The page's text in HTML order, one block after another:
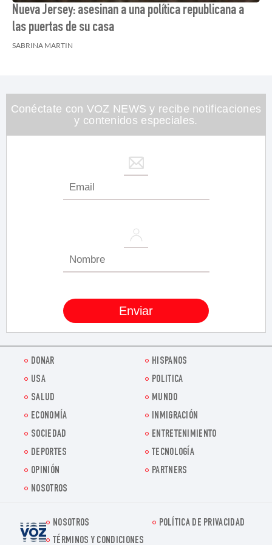
Nueva Jersey: asesinan a una política republicana a
las puertas de su casa
SABRINA MARTIN
Conéctate con VOZ NEWS y recibe notificaciones
y contenidos especiales.
DONAR
HISPANOS
USA
POLITICA
SALUD
MUNDO
ECONOMÍA
INMIGRACIÓN
SOCIEDAD
ENTRETENIMIENTO
DEPORTES
TECNOLOGÍA
OPINIÓN
PARTNERS
NOSOTROS
Voz.us
NOSOTROS
POLÍTICA DE PRIVACIDAD
TÉRMINOS Y CONDICIONES